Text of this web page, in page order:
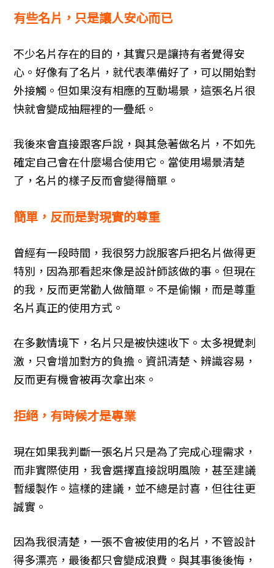
有些名片，只是讓人安心而已
不少名片存在的目的，其實只是讓持有者覺得安
心。好像有了名片，就代表準備好了，可以開始對
外接觸。但如果沒有相應的互動場景，這張名片很
快就會變成抽屜裡的一疊紙。
我後來會直接跟客戶說，與其急著做名片，不如先
確定自己會在什麼場合使用它。當使用場景清楚
了，名片的樣子反而會變得簡單。
簡單，反而是對現實的尊重
曾經有一段時間，我很努力說服客戶把名片做得更
特別，因為那看起來像是設計師該做的事。但現在
的我，反而更常勸人做簡單。不是偷懶，而是尊重
名片真正的使用方式。
在多數情境下，名片只是被快速收下。太多視覺刺
激，只會增加對方的負擔。資訊清楚、辨識容易，
反而更有機會被再次拿出來。
拒絕，有時候才是專業
現在如果我判斷一張名片只是為了完成心理需求，
而非實際使用，我會選擇直接說明風險，甚至建議
暫緩製作。這樣的建議，並不總是討喜，但往往更
誠實。
因為我很清楚，一張不會被使用的名片，不管設計
得多漂亮，最後都只會變成浪費。與其事後後悔，